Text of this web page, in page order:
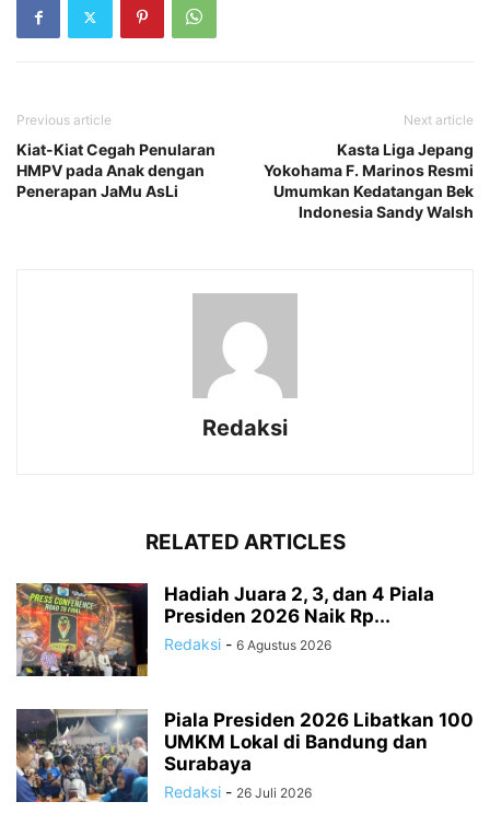
Previous article
Kiat-Kiat Cegah Penularan
HMPV pada Anak dengan
Penerapan JaMu AsLi
Next article
Kasta Liga Jepang
Yokohama F. Marinos Resmi
Umumkan Kedatangan Bek
Indonesia Sandy Walsh
Redaksi
RELATED ARTICLES
Hadiah Juara 2, 3, dan 4 Piala
Presiden 2026 Naik Rp...
Redaksi - 6 Agustus 2026
Piala Presiden 2026 Libatkan 100
UMKM Lokal di Bandung dan
Surabaya
Redaksi - 26 Juli 2026